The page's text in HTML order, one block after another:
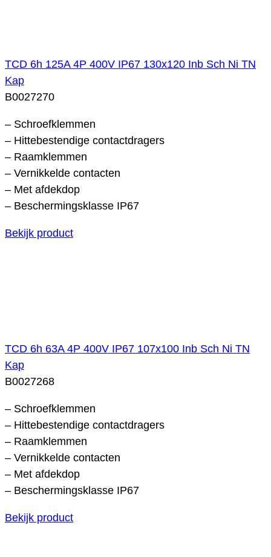
TCD 6h 125A 4P 400V IP67 130x120 Inb Sch Ni TN
Kap
B0027270
– Schroefklemmen
– Hittebestendige contactdragers
– Raamklemmen
– Vernikkelde contacten
– Met afdekdop
– Beschermingsklasse IP67
Bekijk product
TCD 6h 63A 4P 400V IP67 107x100 Inb Sch Ni TN
Kap
B0027268
– Schroefklemmen
– Hittebestendige contactdragers
– Raamklemmen
– Vernikkelde contacten
– Met afdekdop
– Beschermingsklasse IP67
Bekijk product